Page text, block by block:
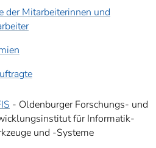
der Mitarbeiterinnen und
- Oldenburger Forschungs- und
für Informatik-
und -Systeme